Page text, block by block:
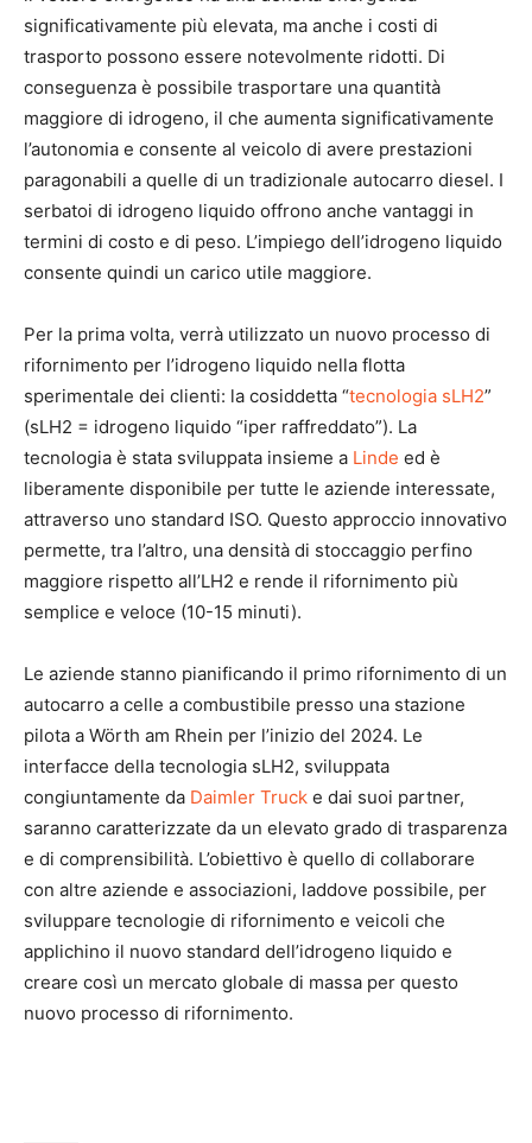
significativamente più elevata, ma anche i costi di
trasporto possono essere notevolmente ridotti. Di
conseguenza è possibile trasportare una quantità
maggiore di idrogeno, il che aumenta significativamente
l’autonomia e consente al veicolo di avere prestazioni
paragonabili a quelle di un tradizionale autocarro diesel. I
serbatoi di idrogeno liquido offrono anche vantaggi in
termini di costo e di peso. L’impiego dell’idrogeno liquido
consente quindi un carico utile maggiore.
Per la prima volta, verrà utilizzato un nuovo processo di
rifornimento per l’idrogeno liquido nella flotta
sperimentale dei clienti: la cosiddetta “tecnologia sLH2”
(sLH2 = idrogeno liquido “iper raffreddato”). La
tecnologia è stata sviluppata insieme a Linde ed è
liberamente disponibile per tutte le aziende interessate,
attraverso uno standard ISO. Questo approccio innovativo
permette, tra l’altro, una densità di stoccaggio perfino
maggiore rispetto all’LH2 e rende il rifornimento più
semplice e veloce (10-15 minuti).
Le aziende stanno pianificando il primo rifornimento di un
autocarro a celle a combustibile presso una stazione
pilota a Wörth am Rhein per l’inizio del 2024. Le
interfacce della tecnologia sLH2, sviluppata
congiuntamente da Daimler Truck e dai suoi partner,
saranno caratterizzate da un elevato grado di trasparenza
e di comprensibilità. L’obiettivo è quello di collaborare
con altre aziende e associazioni, laddove possibile, per
sviluppare tecnologie di rifornimento e veicoli che
applichino il nuovo standard dell’idrogeno liquido e
creare così un mercato globale di massa per questo
nuovo processo di rifornimento.